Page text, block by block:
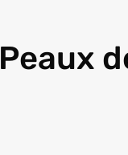
Peaux